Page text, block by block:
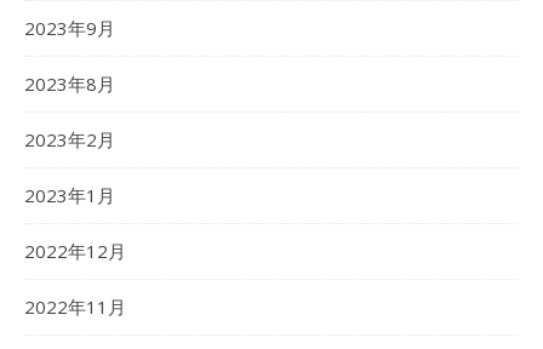
2023年9月
2023年8月
2023年2月
2023年1月
2022年12月
2022年11月